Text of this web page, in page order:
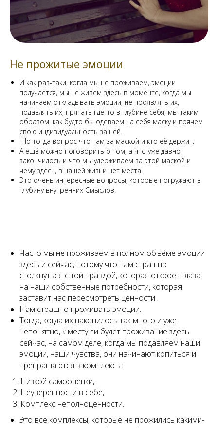
Не прожитые эмоции
И как раз-таки, когда мы не проживаем, эмоции
получается, мы не живём здесь в моменте, когда мы
начинаем откладывать эмоции, не проявлять их,
подавлять их, прятать где-то в глубине себя, мы таким
образом, как будто бы одеваем на себя маску и прячем
свою индивидуальность за ней.
Но тогда вопрос что там за маской и кто её держит.
А ещё можно поговорить о том, а что уже давно
закончилось и что мы удерживаем за этой маской и
чему здесь, в нашей жизни нет места.
Это очень интересные вопросы, которые погружают в
глубину внутренних Смыслов.
Часто мы не проживаем в полном объёме эмоции
здесь и сейчас, потому что нам страшно
столкнуться с той правдой, которая откроет глаза
на наши собственные потребности, которая
заставит нас пересмотреть ценности.
Нам страшно проживать эмоции.
Тогда, когда их накопилось так много и уже
непонятно, к месту ли будет проживание здесь
сейчас, на самом деле, когда мы подавляем наши
эмоции, наши чувства, они начинают копиться и
превращаются в комплексы:
Низкой самооценки,
Неуверенности в себе,
Комплекс неполноценности.
Это все комплексы, которые не прожились какими-